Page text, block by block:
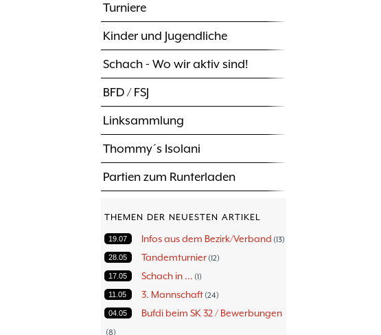
Turniere
Kinder und Jugendliche
Schach - Wo wir aktiv sind!
BFD / FSJ
Linksammlung
Thommy´s Isolani
Partien zum Runterladen
THEMEN DER NEUESTEN ARTIKEL
19.07 Infos aus dem Bezirk/Verband 13
28.05 Tandemturnier 12
17.05 Schach in ... 1
11.05 3. Mannschaft 24
04.05 Bufdi beim SK 32 / Bewerbungen
8